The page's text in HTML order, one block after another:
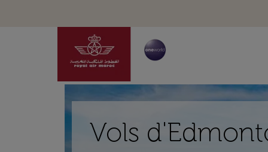
Vols